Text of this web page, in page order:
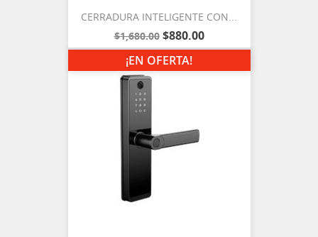
CERRADURA INTELIGENTE CON...
$1,680.00 $880.00
¡EN OFERTA!